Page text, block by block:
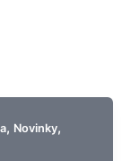
, Novinky,